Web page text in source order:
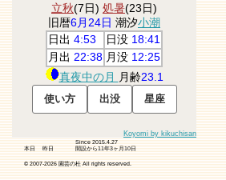
立秋(7日) 処暑(23日)
旧暦6月24日 潮汐小潮
日出 4:53 日没 18:41
月出 22:38 月没 12:25
真夜中の月
月齢23.1
Koyomi by kikuchisan
本日昨日
Since 2015.4.27
開設から11年3ヶ月10日
© 2007-2026 園芸の杜 All rights reserved.